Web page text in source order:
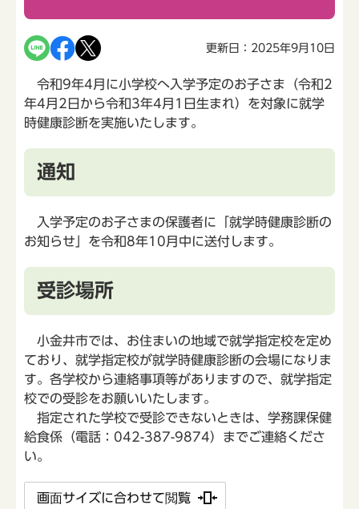
更新日：2025年9月10日
令和9年4月に小学校へ入学予定のお子さま（令和2
年4月2日から令和3年4月1日生まれ）を対象に就学
時健康診断を実施いたします。
通知
入学予定のお子さまの保護者に「就学時健康診断の
お知らせ」を令和8年10月中に送付します。
受診場所
小金井市では、お住まいの地域で就学指定校を定め
ており、就学指定校が就学時健康診断の会場になりま
す。各学校から連絡事項等がありますので、就学指定
校での受診をお願いいたします。
指定された学校で受診できないときは、学務課保健
給食係（電話：042-387-9874）までご連絡くださ
い。
画面サイズに合わせて閲覧